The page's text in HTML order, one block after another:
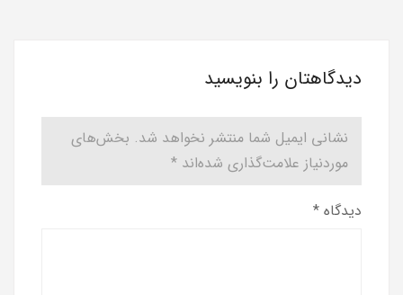
دیدگاهتان را بنویسید
نشانی ایمیل شما منتشر نخواهد شد. بخش‌های
موردنیاز علامت‌گذاری شده‌اند *
دیدگاه *